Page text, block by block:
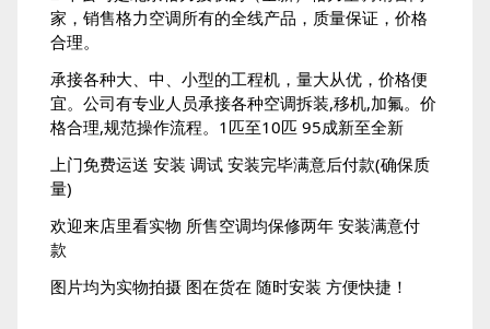
家，销售格力空调所有的全线产品，质量保证，价格
合理。
承接各种大、中、小型的工程机，量大从优，价格便
宜。公司有专业人员承接各种空调拆装,移机,加氟。价
格合理,规范操作流程。1匹至10匹 95成新至全新
上门免费运送 安装 调试 安装完毕满意后付款(确保质
量)
欢迎来店里看实物 所售空调均保修两年 安装满意付
款
图片均为实物拍摄 图在货在 随时安装 方便快捷！